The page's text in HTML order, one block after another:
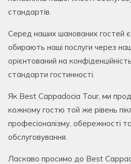
стандартів.
Серед наших шанованих гостей є
обирають наші послуги через
орієнтований на
стандарти гостинності.
Як Best Cappadocia Tour, ми
кожному гостю той же рівень
професіоналізму, обережності
обслуговування.
Ласкаво просимо до Best